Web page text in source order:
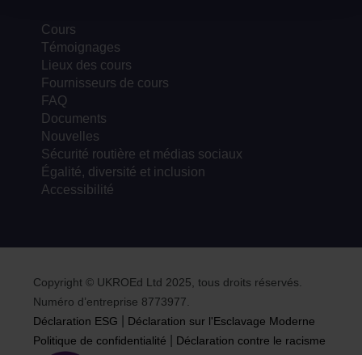
Cours
Témoignages
Lieux des cours
Fournisseurs de cours
FAQ
Documents
Nouvelles
Sécurité routière et médias sociaux
Égalité, diversité et inclusion
Accessibilité
Copyright © UKROEd Ltd 2025, tous droits réservés.
Numéro d’entreprise 8773977.
Déclaration ESG
Déclaration sur l'Esclavage Moderne
Politique de confidentialité
Déclaration contre le racisme